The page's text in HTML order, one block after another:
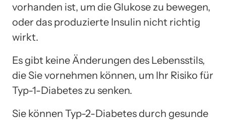
vorhanden ist, um die Glukose zu bewegen,
oder das produzierte Insulin nicht richtig
wirkt.
Es gibt keine Änderungen des Lebensstils,
die Sie vornehmen können, um Ihr Risiko für
Typ-1-Diabetes zu senken.
Sie können Typ-2-Diabetes durch gesunde